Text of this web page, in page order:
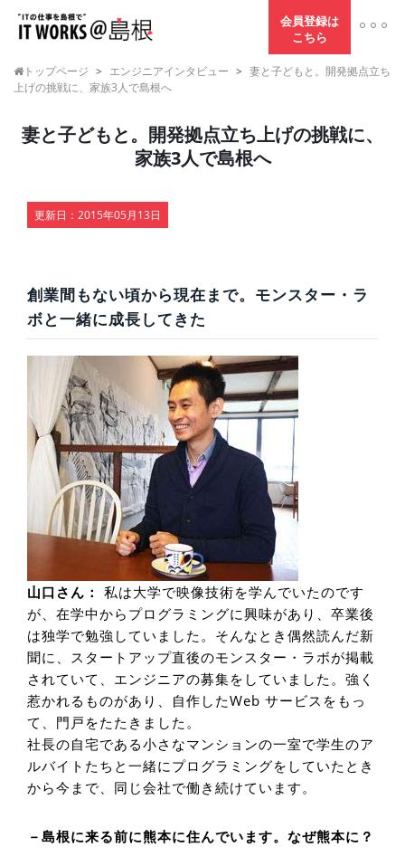
会員登録は
こちら
トップページ > エンジニアインタビュー > 妻と子どもと。開発拠点立ち
上げの挑戦に、家族3人で島根へ
妻と子どもと。開発拠点立ち上げの挑戦に、
家族3人で島根へ
更新日： 2015年05月13日
創業間もない頃から現在まで。モンスター・ラ
ボと一緒に成長してきた
山口さん： 私は大学で映像技術を学んでいたのです
が、在学中からプログラミングに興味があり、卒業後
は独学で勉強していました。そんなとき偶然読んだ新
聞に、スタートアップ直後のモンスター・ラボが掲載
されていて、エンジニアの募集をしていました。強く
惹かれるものがあり、自作したWeb サービスをもっ
て、門戸をたたきました。
社長の自宅である小さなマンションの一室で学生のア
ルバイトたちと一緒にプログラミングをしていたとき
から今まで、同じ会社で働き続けています。
－島根に来る前に熊本に住んでいます。なぜ熊本に？